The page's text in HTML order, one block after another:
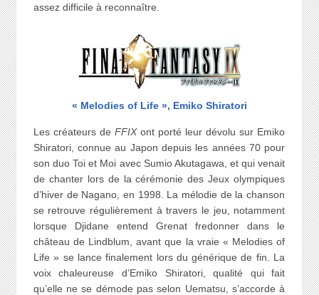
assez difficile à reconnaître.
« Melodies of Life », Emiko Shiratori
Les créateurs de FFIXont porté leur dévolu sur Emiko
Shiratori, connue au Japon depuis les années 70 pour
son duo Toi et Moi avec Sumio Akutagawa, et qui venait
de chanter lors de la cérémonie des Jeux olympiques
d’hiver de Nagano, en 1998. La mélodie de la chanson
se retrouve régulièrement à travers le jeu, notamment
lorsque Djidane entend Grenat fredonner dans le
château de Lindblum, avant que la vraie « Melodies of
Life » se lance finalement lors du générique de fin. La
voix chaleureuse d’Emiko Shiratori, qualité qui fait
qu’elle ne se démode pas selon Uematsu, s’accorde à